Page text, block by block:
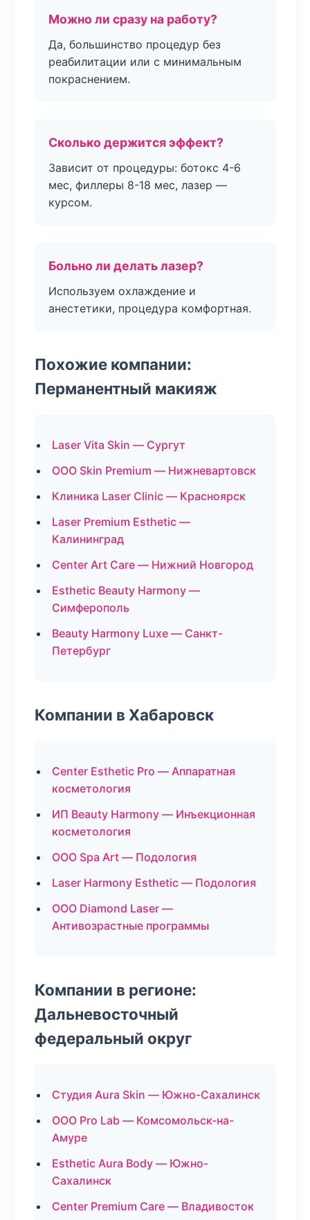
Можно ли сразу на работу?
Да, большинство процедур без
реабилитации или с минимальным
покраснением.
Сколько держится эффект?
Зависит от процедуры: ботокс 4-6
мес, филлеры 8-18 мес, лазер —
курсом.
Больно ли делать лазер?
Используем охлаждение и
анестетики, процедура комфортная.
Похожие компании:
Перманентный макияж
Laser Vita Skin — Сургут
ООО Skin Premium — Нижневартовск
Клиника Laser Clinic — Красноярск
Laser Premium Esthetic —
Калининград
Center Art Care — Нижний Новгород
Esthetic Beauty Harmony —
Симферополь
Beauty Harmony Luxe — Санкт-
Петербург
Компании в Хабаровск
Center Esthetic Pro — Аппаратная
косметология
ИП Beauty Harmony — Инъекционная
косметология
ООО Spa Art — Подология
Laser Harmony Esthetic — Подология
ООО Diamond Laser —
Антивозрастные программы
Компании в регионе:
Дальневосточный
федеральный округ
Студия Aura Skin — Южно-Сахалинск
ООО Pro Lab — Комсомольск-на-
Амуре
Esthetic Aura Body — Южно-
Сахалинск
Center Premium Care — Владивосток